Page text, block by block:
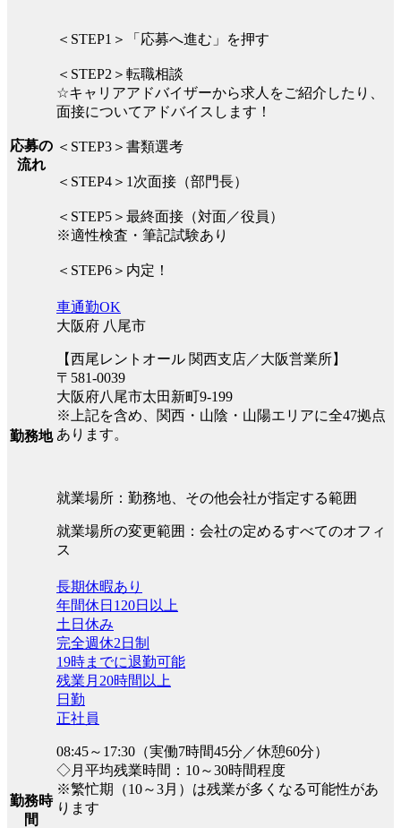
応募の
流れ
＜STEP1＞「応募へ進む」を押す
＜STEP2＞転職相談
☆キャリアアドバイザーから求人をご紹介したり、
面接についてアドバイスします！
＜STEP3＞書類選考
＜STEP4＞1次面接（部門長）
＜STEP5＞最終面接（対面／役員）
※適性検査・筆記試験あり
＜STEP6＞内定！
勤務地
車通勤OK
大阪府 八尾市
【西尾レントオール 関西支店／大阪営業所】
〒581-0039
大阪府八尾市太田新町9-199
※上記を含め、関西・山陰・山陽エリアに全47拠点
あります。
就業場所：勤務地、その他会社が指定する範囲
就業場所の変更範囲：会社の定めるすべてのオフィ
ス
勤務時
間
長期休暇あり
年間休日120日以上
土日休み
完全週休2日制
19時までに退勤可能
残業月20時間以上
日勤
正社員
08:45～17:30（実働7時間45分／休憩60分）
◇月平均残業時間：10～30時間程度
※繁忙期（10～3月）は残業が多くなる可能性があ
ります